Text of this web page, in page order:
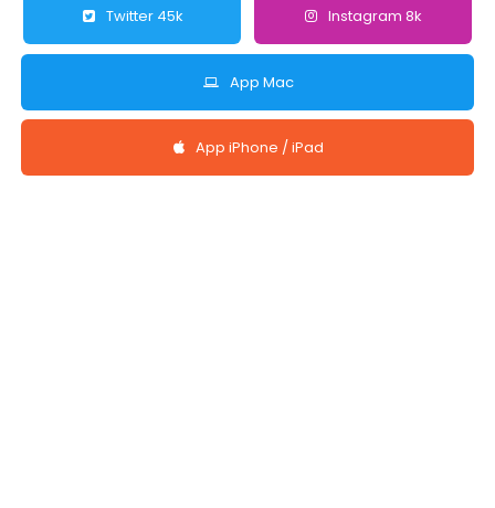
Twitter 45k Instagram 8k
App Mac
App iPhone / iPad